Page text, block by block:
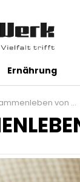
Ernährung
von Hund und Katze